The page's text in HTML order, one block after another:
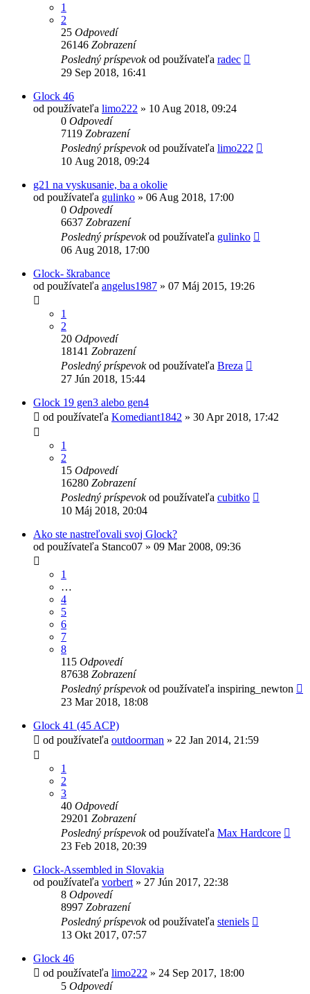
1
2
25 Odpovedí
26146 Zobrazení
Posledný príspevokod používateľa radec
29 Sep 2018, 16:41
Glock 46
od používateľa limo222 » 10 Aug 2018, 09:24
0 Odpovedí
7119 Zobrazení
Posledný príspevokod používateľa limo222
10 Aug 2018, 09:24
g21 na vyskusanie, ba a okolie
od používateľa gulinko » 06 Aug 2018, 17:00
0 Odpovedí
6637 Zobrazení
Posledný príspevokod používateľa gulinko
06 Aug 2018, 17:00
Glock- škrabance
od používateľa angelus1987 » 07 Máj 2015, 19:26
1
2
20 Odpovedí
18141 Zobrazení
Posledný príspevokod používateľa Breza
27 Jún 2018, 15:44
Glock 19 gen3 alebo gen4
od používateľa Komediant1842 » 30 Apr 2018, 17:42
1
2
15 Odpovedí
16280 Zobrazení
Posledný príspevokod používateľa cubitko
10 Máj 2018, 20:04
Ako ste nastreľovali svoj Glock?
od používateľa Stanco07 » 09 Mar 2008, 09:36
1
…
4
5
6
7
8
115 Odpovedí
87638 Zobrazení
Posledný príspevokod používateľa inspiring_newton
23 Mar 2018, 18:08
Glock 41 (45 ACP)
od používateľa outdoorman » 22 Jan 2014, 21:59
1
2
3
40 Odpovedí
29201 Zobrazení
Posledný príspevokod používateľa Max Hardcore
23 Feb 2018, 20:39
Glock-Assembled in Slovakia
od používateľa vorbert » 27 Jún 2017, 22:38
8 Odpovedí
8997 Zobrazení
Posledný príspevokod používateľa steniels
13 Okt 2017, 07:57
Glock 46
od používateľa limo222 » 24 Sep 2017, 18:00
5 Odpovedí